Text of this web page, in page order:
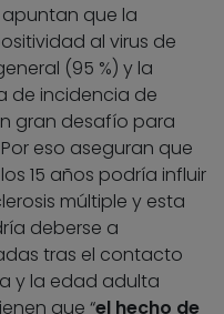
apuntan que la
al virus de
(95 %) y la
de incidencia de
gran desafío para
eso aseguran que
15 años podría influir
múltiple y esta
deberse a
tras el contacto
y la edad adulta
que “el hecho de